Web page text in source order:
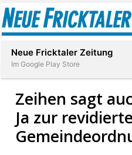
Zeihen sagt
Ja zur
Neue Fricktaler Zeitung
Im Google Play Store